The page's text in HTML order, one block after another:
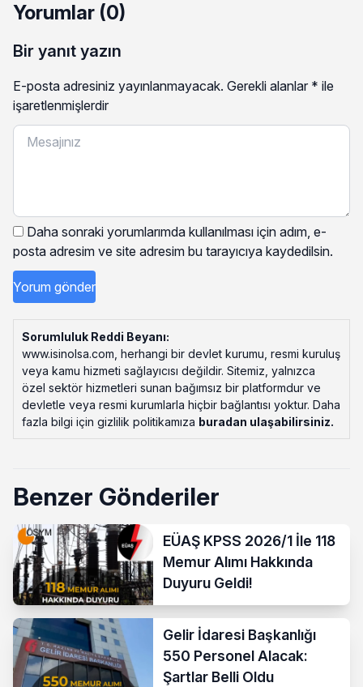
Yorumlar (0)
Bir yanıt yazın
E-posta adresiniz yayınlanmayacak. Gerekli alanlar * ile
işaretlenmişlerdir
Daha sonraki yorumlarımda kullanılması için adım, e-
posta adresim ve site adresim bu tarayıcıya kaydedilsin.
Sorumluluk Reddi Beyanı:
www.isinolsa.com, herhangi bir devlet kurumu, resmi kuruluş
veya kamu hizmeti sağlayıcısı değildir. Sitemiz, yalnızca
özel sektör hizmetleri sunan bağımsız bir platformdur ve
devletle veya resmi kurumlarla hiçbir bağlantısı yoktur. Daha
fazla bilgi için gizlilik politikamıza buradan ulaşabilirsiniz.
Benzer Gönderiler
EÜAŞ KPSS 2026/1 İle 118
Memur Alımı Hakkında
Duyuru Geldi!
Gelir İdaresi Başkanlığı
550 Personel Alacak:
Şartlar Belli Oldu